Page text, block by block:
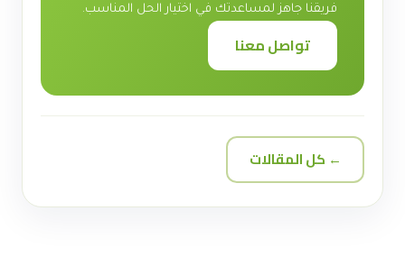
فريقنا جاهز لمساعدتك في اختيار الحل المناسب.
تواصل معنا
← كل المقالات